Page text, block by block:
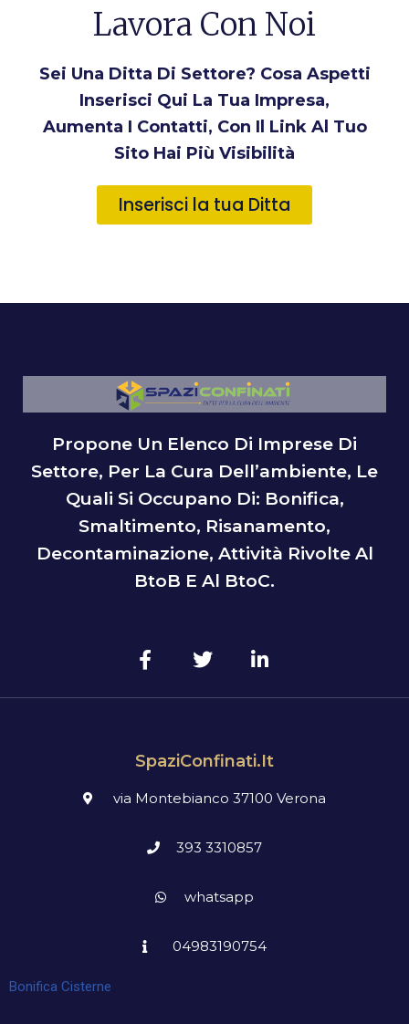
Lavora Con Noi
Sei Una Ditta Di Settore? Cosa Aspetti
Inserisci Qui La Tua Impresa,
Aumenta I Contatti, Con Il Link Al Tuo
Sito Hai Più Visibilità
Inserisci la tua Ditta
Propone Un Elenco Di Imprese Di
Settore, Per La Cura Dell’ambiente, Le
Quali Si Occupano Di: Bonifica,
Smaltimento, Risanamento,
Decontaminazione, Attività Rivolte Al
BtoB E Al BtoC.
SpaziConfinati.it
via Montebianco 37100 Verona
393 3310857
whatsapp
04983190754
Bonifica Cisterne